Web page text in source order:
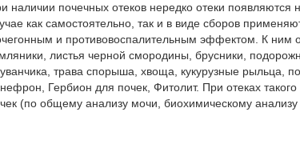
наличии почечных отеков нередко отеки появляются
как самостоятельно, так и в виде сборов
и противовоспалительным эффектом. К ним
листья черной смородины, брусники,
трава спорыша, хвоща, кукурузные рыльца,
Гербион для почек, Фитолит. При отеках
(по общему анализу мочи, биохимическому анализу